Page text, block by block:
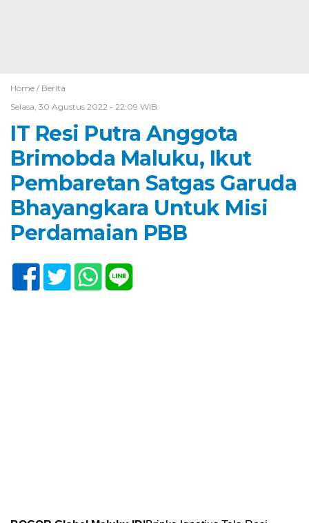
Home / Berita
Selasa, 30 Agustus 2022 - 22:09 WIB
IT Resi Putra Anggota
Brimobda Maluku, Ikut
Pembaretan Satgas Garuda
Bhayangkara Untuk Misi
Perdamaian PBB